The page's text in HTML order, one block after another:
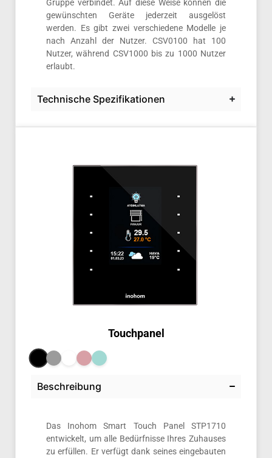
Gruppe verbindet. Auf diese Weise können die
gewünschten Geräte jederzeit ausgelöst
werden. Es gibt zwei verschiedene Modelle je
nach Anzahl der Nutzer. CSV0100 hat 100
Nutzer, während CSV1000 bis zu 1000 Nutzer
erlaubt.
Technische Spezifikationen
Touchpanel
Beschreibung
Das Inohom Smart Touch Panel STP1710
entwickelt, um alle Bedürfnisse Ihres Zuhauses
zu erfüllen. Er verfügt dank seines eingebauten